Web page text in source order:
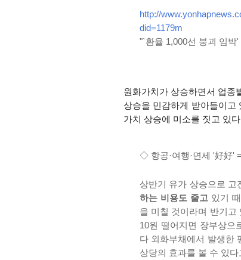
http://
did=1179m
"`환율 1,000선 붕괴 임박
원화가치가 상승하면서 업종
상승을 민감하게 받아들이고
가치 상승에 미소를 짓고 있
◇ 항공·여행·면세 '好好'
상반기 유가 상승으로 고
하는 비용도 줄고 있기
을 미칠 것이라며 반기고
10원 떨어지면 장부상으
다 외화부채에서 발생한
상당의 효과를 볼 수 있다